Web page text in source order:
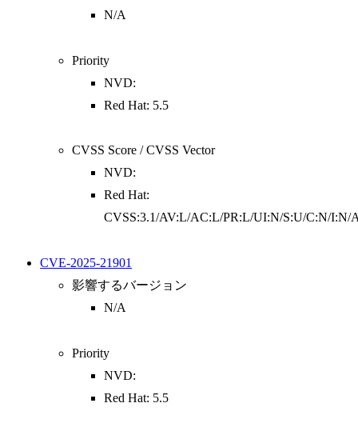
N/A
Priority
NVD:
Red Hat: 5.5
CVSS Score / CVSS Vector
NVD:
Red Hat:
CVSS:3.1/AV:L/AC:L/PR:L/UI:N/S:U/C:N/I:N/
CVE-2025-21901
影響するバージョン
N/A
Priority
NVD:
Red Hat: 5.5